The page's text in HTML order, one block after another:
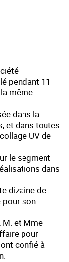
pendant 11
même
dans la
et dans toutes
UV de
le segment
dans
dizaine de
pour son
M. et Mme
pour
confié à